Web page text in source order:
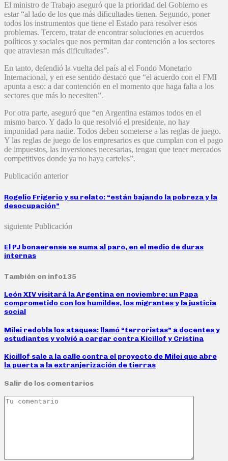
El ministro de Trabajo aseguró que la prioridad del Gobierno es
estar “al lado de los que más dificultades tienen. Segundo, poner
todos los instrumentos que tiene el Estado para resolver esos
problemas. Tercero, tratar de encontrar soluciones en acuerdos
políticos y sociales que nos permitan dar contención a los sectores
que atraviesan más dificultades”.
En tanto, defendió la vuelta del país al el Fondo Monetario
Internacional, y en ese sentido destacó que “el acuerdo con el FMI
apunta a eso: a dar contención en el momento que haga falta a los
sectores que más lo necesiten”.
Por otra parte, aseguró que “en Argentina estamos todos en el
mismo barco. Y dado lo que resolvió el presidente, no hay
impunidad para nadie. Todos deben someterse a las reglas de juego.
Y las reglas de juego de los empresarios es que cumplan con el pago
de impuestos, las inversiones necesarias, tengan que tener mercados
competitivos donde ya no haya carteles”.
Publicación anterior
Rogelio Frigerio y su relato: “están bajando la pobreza y la
desocupación”
siguiente Publicación
El PJ bonaerense se suma al paro, en el medio de duras
internas
También en info135
León XIV visitará la Argentina en noviembre: un Papa
comprometido con los humildes, los migrantes y la justicia
social
Milei redobla los ataques: llamó “terroristas” a docentes y
estudiantes y volvió a cargar contra Kicillof y Cristina
Kicillof sale a la calle contra el proyecto de Milei que abre
la puerta a la extranjerización de tierras
Salir de los comentarios